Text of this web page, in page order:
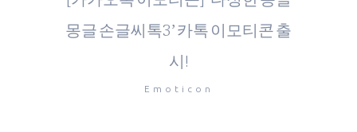
몽글 손글씨톡3’ 카톡 이모티콘 출
시!
Emoticon